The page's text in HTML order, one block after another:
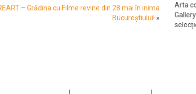
– Grădina cu Filme revine din 28 mai în inima
Bucureștiului! »
Arta